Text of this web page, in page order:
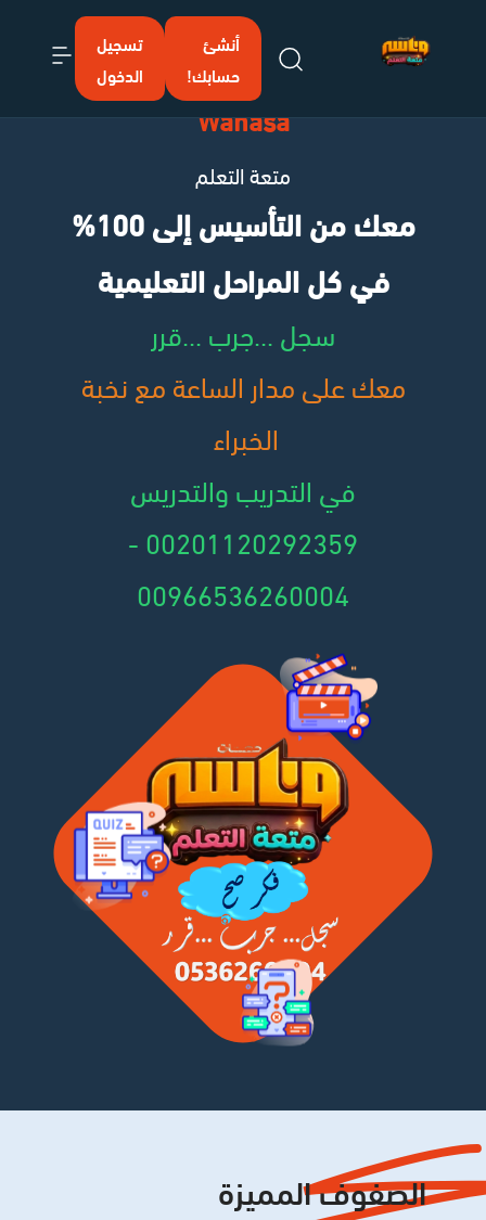
أنشئ
حسابك!
تسجيل
الدخول
Wanasa
متعة التعلم
معك من التأسيس إلى 100%
في كل المراحل التعليمية
سجل ...جرب ...قرر
معك على مدار الساعة مع نخبة
الخبراء
في التدريب والتدريس
00201120292359 -
00966536260004
الصفوف المميزة